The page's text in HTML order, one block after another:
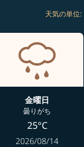
天気の単位:
金曜日
曇りがち
25°C
2026/08/14